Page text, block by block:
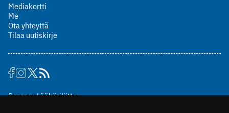
Mediakortti
Me
Ota yhteyttä
Tilaa uutiskirje
Suomen Lääkäriliitto